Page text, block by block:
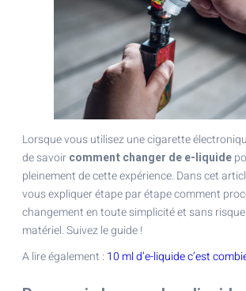
Lorsque vous utilisez une cigarette
de savoircomment changer de e-liquide
pleinement de cette expérience. Dans cet
vous expliquer étape par étape comment
changement en toute simplicité et sans
matériel. Suivez le guide !
A lire également : 10 ml d’e-liquide c’est